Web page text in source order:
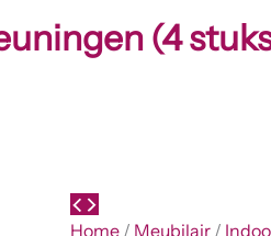
(4
Home/ Meubilair/